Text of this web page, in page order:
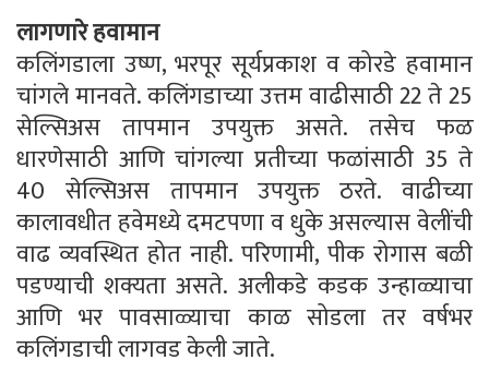
लागणारे हवामान
कलिंगडाला उष्ण, भरपूर सूर्यप्रकाश व कोरडे हवामान
चांगले मानवते. कलिंगडाच्या उत्तम वाढीसाठी 22 ते 25
सेल्सिअस तापमान उपयुक्त असते. तसेच फळ
धारणेसाठी आणि चांगल्या प्रतीच्या फळांसाठी 35 ते
40 सेल्सिअस तापमान उपयुक्त ठरते. वाढीच्या
कालावधीत हवेमध्ये दमटपणा व धुके असल्यास वेलींची
वाढ व्यवस्थित होत नाही. परिणामी, पीक रोगास बळी
पडण्याची शक्यता असते. अलीकडे कडक उन्हाळ्याचा
आणि भर पावसाळ्याचा काळ सोडला तर वर्षभर
कलिंगडाची लागवड केली जाते.